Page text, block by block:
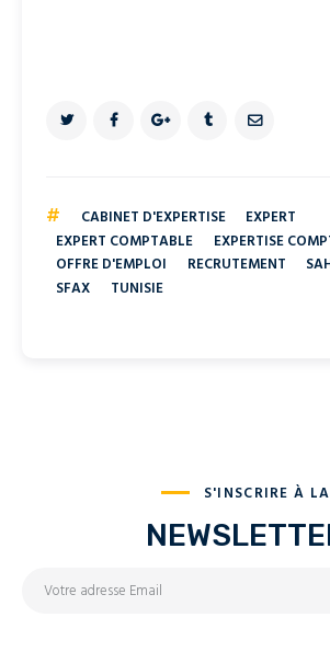
# CABINET D'EXPERTISE
EXPERT
EXPERT COMPTABLE
EXPERTISE
OFFRE D'EMPLOI
RECRUTEMENT
SFAX
TUNISIE
S'INSCRIRE À LA